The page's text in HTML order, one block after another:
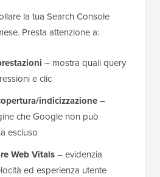
la tua Search Console
Presta attenzione a:
– mostra quali query
e clic
indicizzazione–
che Google non può
escluso
Web Vitals– evidenzia
ed esperienza utente